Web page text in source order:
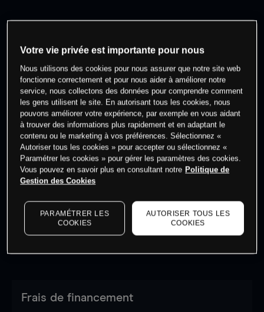
cet actif
Commencez à trader
Les prix sont indicatifs.Connectez-vous pour voir les
dernières données du marché.
Frais de financement
Votre vie privée est importante pour nous
Nous utilisons des cookies pour nous assurer que notre site web
fonctionne correctement et pour nous aider à améliorer notre
service, nous collectons des données pour comprendre comment
les gens utilisent le site. En autorisant tous les cookies, nous
pouvons améliorer votre expérience, par exemple en vous aidant
à trouver des informations plus rapidement et en adaptant le
contenu ou le marketing à vos préférences. Sélectionnez «
Autoriser tous les cookies » pour accepter ou sélectionnez «
Paramétrer les cookies » pour gérer les paramètres des cookies.
Vous pouvez en savoir plus en consultant notre Politique de
Gestion des Cookies
PARAMÉTRER LES
COOKIES
AUTORISER TOUS LES
COOKIES